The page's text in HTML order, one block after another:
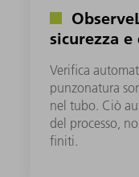
sicurezza
Verifica
punzonatura
nel tubo. Ciò
del processo,
finiti.